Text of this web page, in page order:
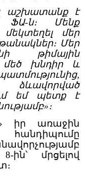
աշխատանք է
ՖԱ-ն։ Մենք
մեր
Մեր
թիմային
մեծ խնդիր և
եմ պետք է
իր առաջին
ին՝ մրցելով